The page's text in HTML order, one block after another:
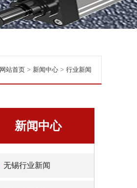
网站首页 > 新闻中心 > 行业新闻
新闻中心
无锡行业新闻